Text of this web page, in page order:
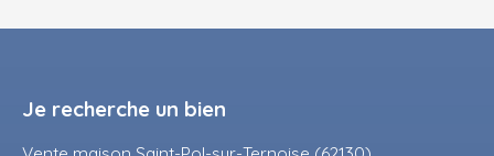
Je recherche un bien